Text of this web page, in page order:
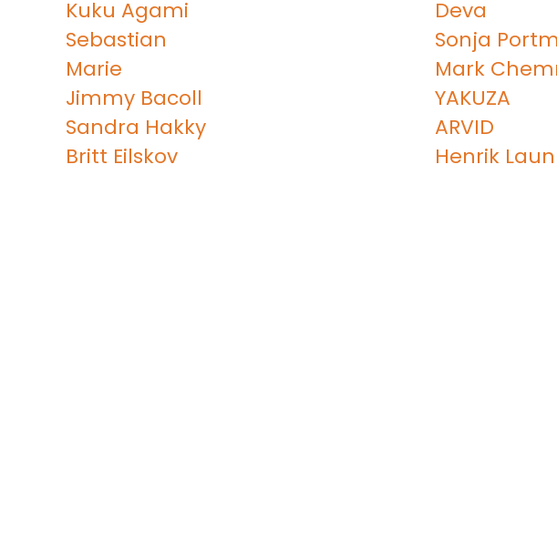
Kuku Agami Deva
Sebastian
Sonja
Marie
Mark
Jimmy Bacoll
YAKUZA
Sandra Hakky
ARVID
Britt Eilskov
Henrik